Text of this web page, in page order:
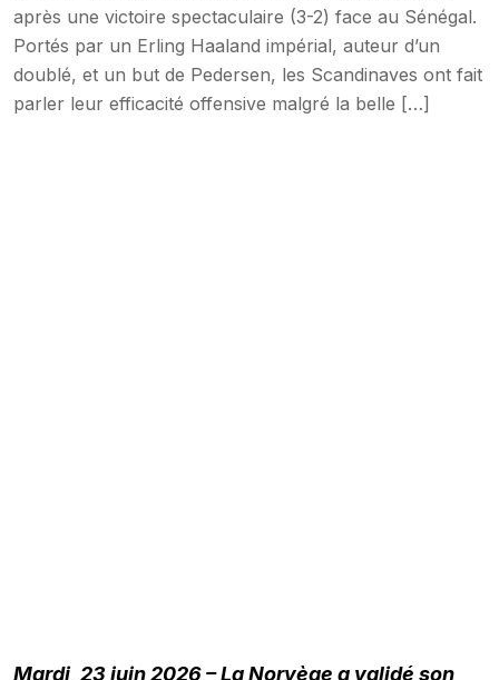
après une victoire spectaculaire (3-2) face au Sénégal.
Portés par un Erling Haaland impérial, auteur d’un
doublé, et un but de Pedersen, les Scandinaves ont fait
parler leur efficacité offensive malgré la belle […]
Mardi, 23 juin 2026 – La Norvège a validé son